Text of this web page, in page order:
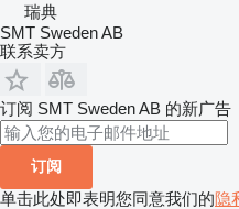
瑞典
SMT Sweden AB
联系卖方
订阅 SMT Sweden AB 的新广告
订阅
单击此处即表明您同意我们的隐